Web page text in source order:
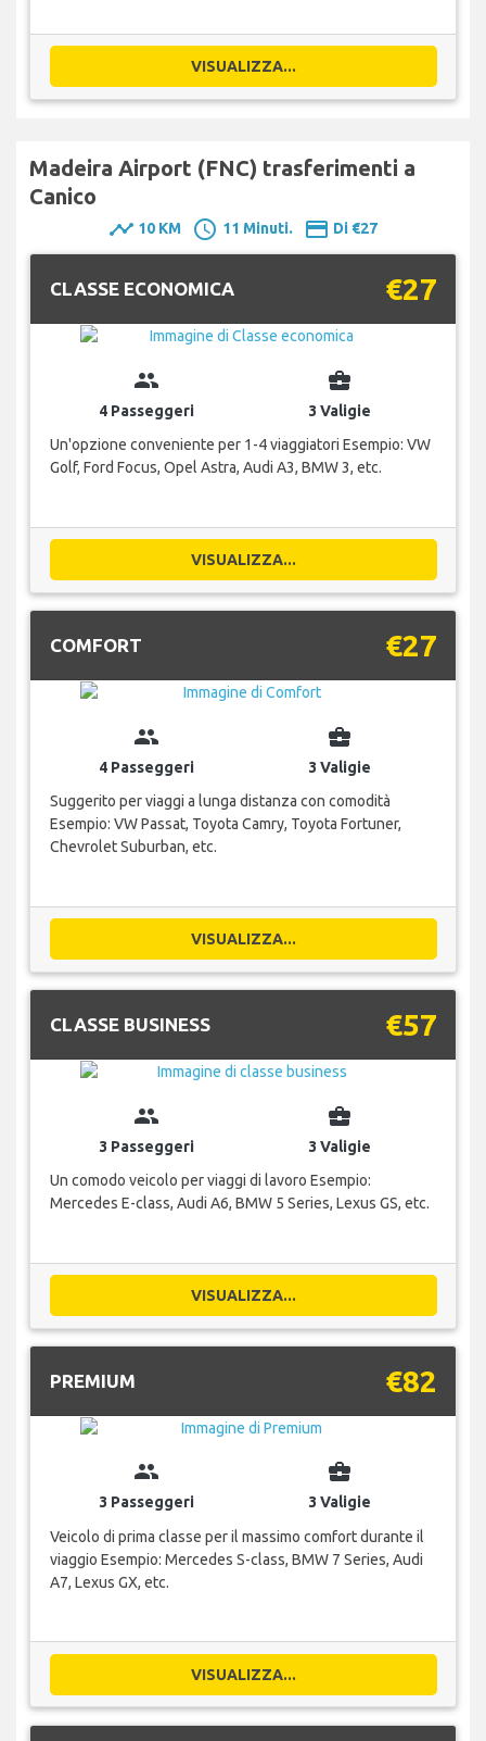
VISUALIZZA...
Madeira Airport (FNC) trasferimenti a
Canico
timeline 10 KM schedule 11 Minuti. payment Di €27
CLASSE ECONOMICA €27
group
4 Passeggeri
business_center
3 Valigie
Un'opzione conveniente per 1-4 viaggiatori Esempio: VW
Golf, Ford Focus, Opel Astra, Audi A3, BMW 3, etc.
VISUALIZZA...
COMFORT €27
group
4 Passeggeri
business_center
3 Valigie
Suggerito per viaggi a lunga distanza con comodità
Esempio: VW Passat, Toyota Camry, Toyota Fortuner,
Chevrolet Suburban, etc.
VISUALIZZA...
CLASSE BUSINESS €57
group
3 Passeggeri
business_center
3 Valigie
Un comodo veicolo per viaggi di lavoro Esempio:
Mercedes E-class, Audi A6, BMW 5 Series, Lexus GS, etc.
VISUALIZZA...
PREMIUM €82
group
3 Passeggeri
business_center
3 Valigie
Veicolo di prima classe per il massimo comfort durante il
viaggio Esempio: Mercedes S-class, BMW 7 Series, Audi
A7, Lexus GX, etc.
VISUALIZZA...